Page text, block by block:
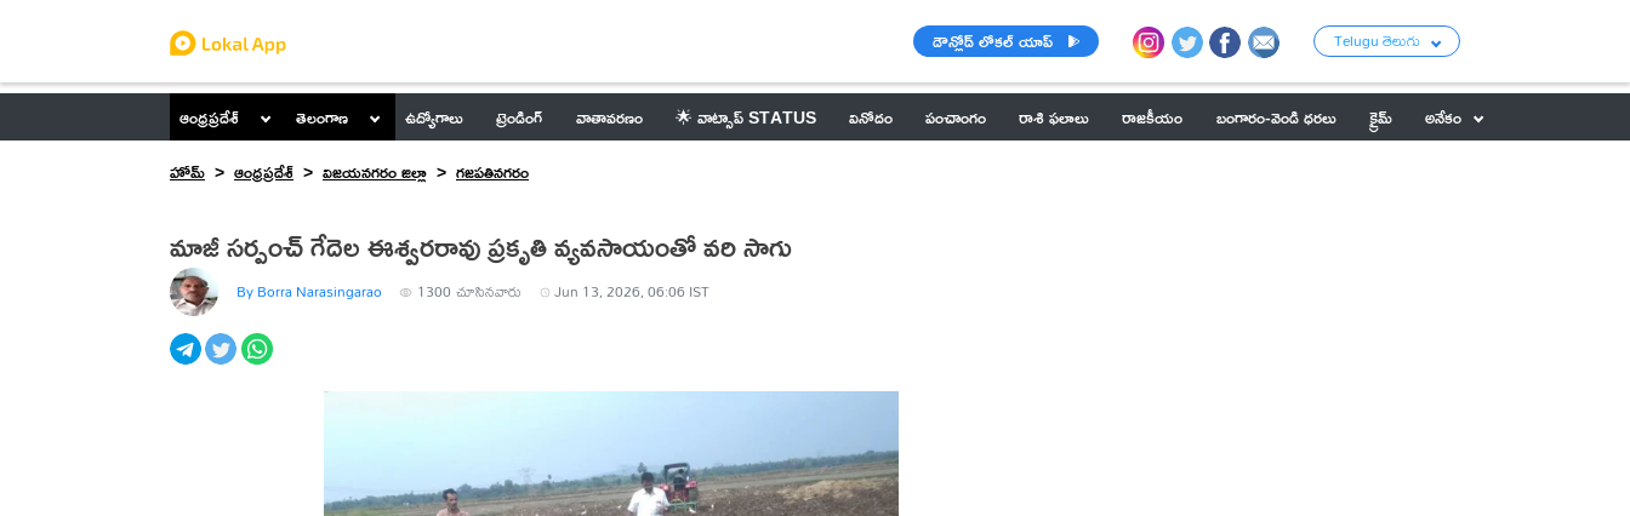
డౌన్లోడ్ లోకల్ యాప్ Telugu తెలుగు
ఆంధ్రప్రదేశ్ తెలంగాణ ఉద్యోగాలు ట్రెండింగ్ వాతావరణం 🌟 వాట్సాప్ STATUS వినోదం పంచాంగం రాశి ఫలాలు రాజకీయం బంగారం-వెండి ధరలు క్రైమ్
అనేకం
హోమ్
ఆంధ్రప్రదేశ్ విజయనగరం జిల్లా గజపతినగరం
మాజీ సర్పంచ్ గేదెల ఈశ్వరరావు ప్రకృతి వ్యవసాయంతో వరి సాగు
By Borra Narasingarao 1300 చూసినవారు Jun 13, 2026, 06:06 IST